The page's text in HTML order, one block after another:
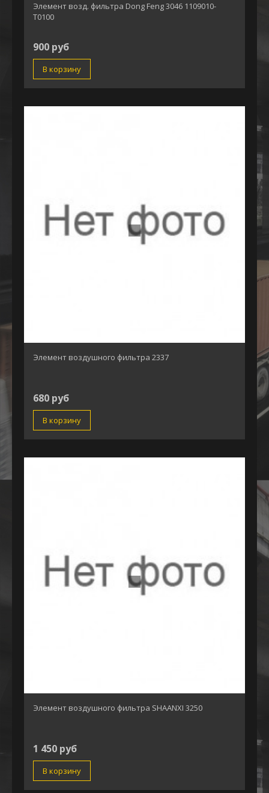
Элемент возд. фильтра Dong Feng 3046 1109010-
T0100
900 руб
В корзину
Элемент воздушного фильтра 2337
680 руб
В корзину
Элемент воздушного фильтра SHAANXI 3250
1 450 руб
В корзину